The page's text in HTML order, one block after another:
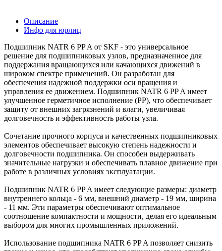
Описание
Инфо для юрлиц
Подшипник NATR 6 PP A от SKF - это универсальное
решение для подшипниковых узлов, предназначенное для
поддержания вращающихся или качающихся движений в
широком спектре применений. Он разработан для
обеспечения надежной поддержки оси вращения и
управления ее движением. Подшипник NATR 6 PP A имеет
улучшенное герметичное исполнение (PP), что обеспечивает
защиту от внешних загрязнений и влаги, увеличивая
долговечность и эффективность работы узла.
Сочетание прочного корпуса и качественных подшипниковых
элементов обеспечивает высокую степень надежности и
долговечности подшипника. Он способен выдерживать
значительные нагрузки и обеспечивать плавное движение при
работе в различных условиях эксплуатации.
Подшипник NATR 6 PP A имеет следующие размеры: диаметр
внутреннего кольца - 6 мм, внешний диаметр - 19 мм, ширина
- 11 мм. Эти параметры обеспечивают оптимальное
соотношение компактности и мощности, делая его идеальным
выбором для многих промышленных приложений.
Использование подшипника NATR 6 PP A позволяет снизить